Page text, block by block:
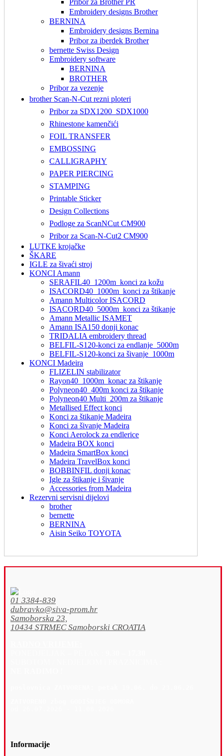
Embroidery designs Brother
BERNINA
Embroidery designs Bernina
Pribor za iberdek Brother
bernette Swiss Design
Embroidery software
BERNINA
BROTHER
Pribor za vezenje
brother Scan-N-Cut rezni ploteri
Pribor za SDX1200_SDX1000
Rhinestone kamenčići
FOIL TRANSFER
EMBOSSING
CALLIGRAPHY
PAPER PIERCING
STAMPING
Printable Sticker
Design Collections
Podloge za ScanNCut CM900
Pribor za Scan-N-Cut2 CM900
LUTKE krojačke
ŠKARE
IGLE za šivaći stroj
KONCI Amann
SERAFIL40_1200m_konci za kožu
ISACORD40_1000m_konci za štikanje
Amann Multicolor ISACORD
ISACORD40_5000m_konci za štikanje
Amann Metallic ISAMET
Amann ISA150 donji konac
TRIDALIA embroidery thread
BELFIL-S120-konci za endlanje_5000m
BELFIL-S120-konci za šivanje_1000m
KONCI Madeira
FLIZELIN stabilizator
Rayon40_1000m_konac za štikanje
Polyneon40_400m konci za štikanje
Polyneon40 Multi_200m za štikanje
Metallised Effect konci
Konci za štikanje Madeira
Konci za šivanje Madeira
Konci Aerolock za endlerice
Madeira BOX konci
Madeira SmartBox konci
Madeira TravelBox konci
BOBBINFIL donji konac
Igle za štikanje i šivanje
Accessories from Madeira
Rezervni servisni dijelovi
brother
bernette
BERNINA
Aisin Seiko TOYOTA
01 3384-839
dubravko@siva-prom.hr
Samoborska 23,
10434 STRMEC Samoborski CROATIA
Informacije